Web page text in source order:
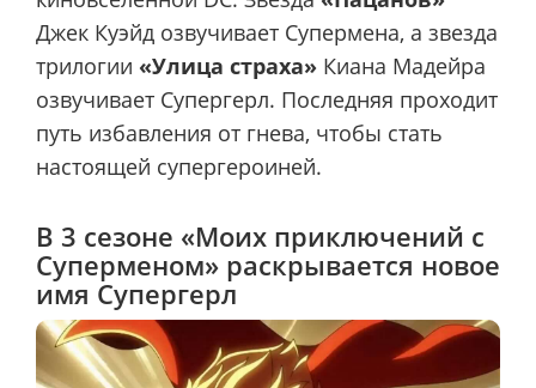
Джек Куэйд озвучивает Супермена, а звезда
трилогии «Улица страха» Киана Мадейра
озвучивает Супергерл. Последняя проходит
путь избавления от гнева, чтобы стать
настоящей супергероиней.
В 3 сезоне «Моих приключений с
Суперменом» раскрывается новое
имя Супергерл